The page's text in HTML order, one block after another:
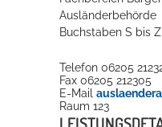
Ausländerbehörde
Buchstaben S bis Z
Telefon 06205
Fax 06205 212305
E-Mail
Raum 123